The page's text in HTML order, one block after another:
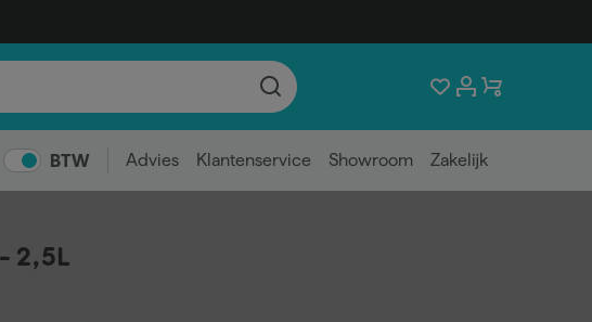
BTW Advies Klantenservice Showroom Zakelijk
2,5L